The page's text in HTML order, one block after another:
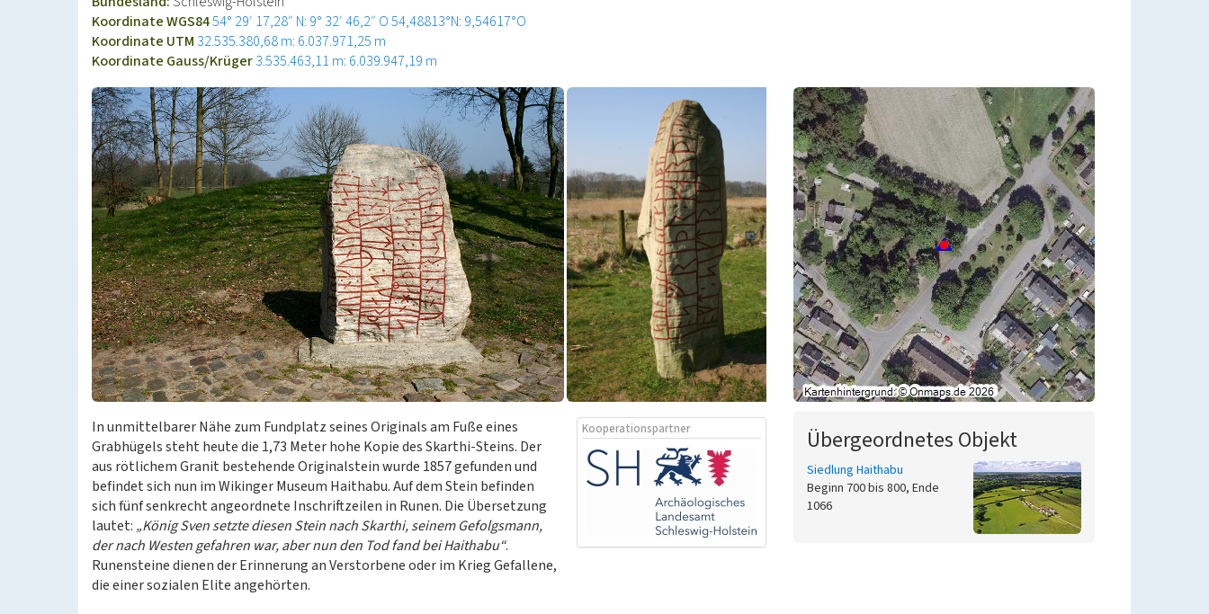
Koordinate WGS8454° 29′ 17,28″ N: 9° 32′ 46,2″ O54,48813°N: 9,54617°O
Koordinate UTM 32.535.380,68 m: 6.037.971,25 m
Koordinate Gauss/Krüger3.535.463,11 m: 6.039.947,19 m
Kooperationspartner
In unmittelbarer Nähe zum Fundplatz seines Originals am Fuße eines
Grabhügels steht heute die 1,73 Meter hohe Kopie des Skarthi-Steins. Der
aus rötlichem Granit bestehende Originalstein wurde 1857 gefunden und
befindet sich nun im Wikinger Museum Haithabu. Auf dem Stein befinden
sich fünf senkrecht angeordnete Inschriftzeilen in Runen. Die Übersetzung
lautet: „König Sven setzte diesen Stein nach Skarthi, seinem Gefolgsmann,
der nach Westen gefahren war, aber nun den Tod fand bei Haithabu“.
Runensteine dienen der Erinnerung an Verstorbene oder im Krieg Gefallene,
die einer sozialen Elite angehörten.
Übergeordnetes Objekt
Siedlung Haithabu
Beginn 700 bis 800, Ende
1066